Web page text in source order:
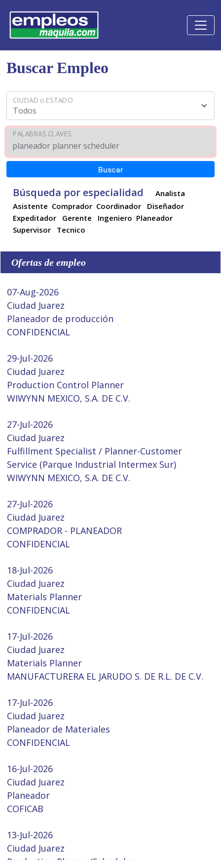
Buscar Empleo
CIUDAD o ESTADO
PALABRAS CLAVES
Búsqueda por especialidad
Analista
Asistente Comprador Coordinador
Diseñador
Expeditador
Gerente Ingeniero Planeador
Supervisor
Tecnico
Ofertas de empleo
07-Aug-2026
Ciudad Juarez
Planeador de producción
CONFIDENCIAL
29-Jul-2026
Ciudad Juarez
Production Control Planner
WIWYNN MEXICO, S.A. DE C.V.
27-Jul-2026
Ciudad Juarez
Fulfillment Specialist / Planner-Customer
Service (Parque Industrial Intermex Sur)
WIWYNN MEXICO, S.A. DE C.V.
27-Jul-2026
Ciudad Juarez
COMPRADOR - PLANEADOR
CONFIDENCIAL
18-Jul-2026
Ciudad Juarez
Materials Planner
CONFIDENCIAL
17-Jul-2026
Ciudad Juarez
Materials Planner
MANUFACTURERA EL JARUDO S. DE R.L. DE C.V.
17-Jul-2026
Ciudad Juarez
Planeador de Materiales
CONFIDENCIAL
16-Jul-2026
Ciudad Juarez
Planeador
COFICAB
13-Jul-2026
Ciudad Juarez